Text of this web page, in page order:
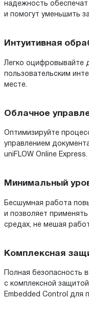
надежность
и помогут уменьшить
Интуитивная
Легко оцифровывайте
пользовательским
месте.
Облачное
Оптимизируйте
управлением
uniFLOW Online Express.
Минимальный
Бесшумная работа
и позволяет
средах, не мешая
Комплексная
Полная безопасность
с комплексной
Embedded Control для